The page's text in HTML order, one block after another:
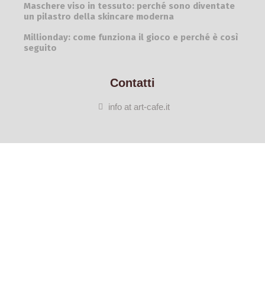
Maschere viso in tessuto: perché sono diventate
un pilastro della skincare moderna
Millionday: come funziona il gioco e perché è così
seguito
Contatti
info at art-cafe.it